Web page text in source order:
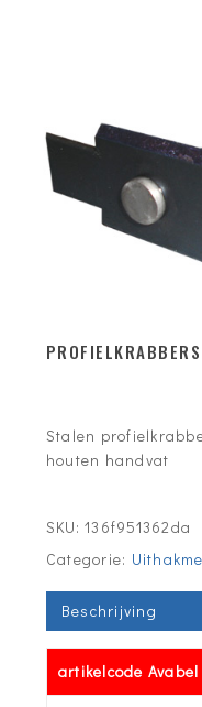
PROFIELKRABBERS
Stalen
houten handvat
SKU:136f951362da
Categorie:
Beschrijving
artikelcode Avabel